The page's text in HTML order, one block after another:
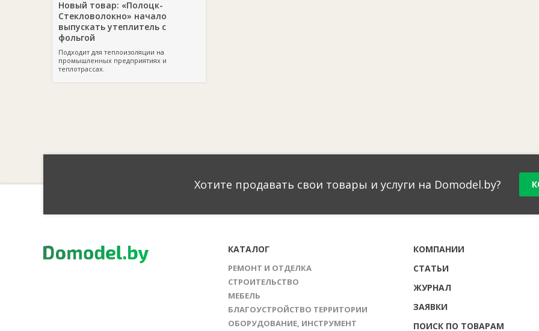
Новый товар: «Полоцк-
Стекловолокно» начало
выпускать утеплитель с
фольгой
Подходит для теплоизоляции на
промышленных предприятиях и
теплотрассах.
Хотите продавать свои товары и услуги на Domodel.by?
КАТАЛОГ
РЕМОНТ И ОТДЕЛКА
СТРОИТЕЛЬСТВО
МЕБЕЛЬ
БЛАГОУСТРОЙСТВО ТЕРРИТОРИИ
ОБОРУДОВАНИЕ, ИНСТРУМЕНТ
КОМПАНИИ
СТАТЬИ
ЖУРНАЛ
ЗАЯВКИ
ПОИСК ПО ТОВАРАМ